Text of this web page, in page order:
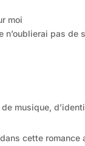
moi
n’oublierai pas de
musique,
cette